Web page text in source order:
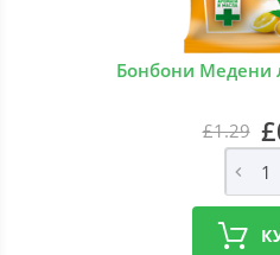
Бонбони Медени
£1.29